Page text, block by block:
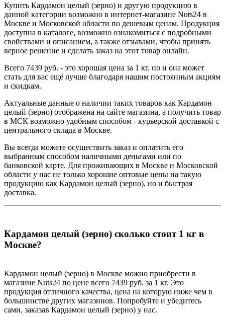
Купить Кардамон целый (зерно) и другую продукцию в
данной категории возможно в интернет-магазине Nuts24 в
Москве и Московской области по дешевым ценам. Продукция
доступна в каталоге, возможно ознакомиться с подробными
свойствами и описанием, а также отзывами, чтобы принять
верное решение и сделать заказ на этот товар онлайн.
Всего 7439 руб. - это хорошая цена за 1 кг, но и она может
стать для вас ещё лучше благодаря нашим постоянным акциям
и скидкам.
Актуальные данные о наличии таких товаров как Кардамон
целый (зерно) отображена на сайте магазина, а получить товар
в МСК возможно удобным способом - курьерской доставкой с
центрального склада в Москве.
Вы всегда можете осуществить заказ и оплатить его
выбранным способом наличными деньгами или по
банковской карте. Для проживающих в Москве и Московской
области у нас не только хорошие оптовые цены на такую
продукцию как Кардамон целый (зерно), но и быстрая
доставка.
Кардамон целый (зерно) сколько стоит 1 кг в
Москве?
Кардамон целый (зерно) в Москве можно приобрести в
магазине Nuts24 по цене всего 7439 руб. за 1 кг. Это
продукция отличного качества, цена на которую ниже чем в
большинстве других магазинов. Попробуйте и убедитесь
сами, заказав Кардамон целый (зерно) у нас.